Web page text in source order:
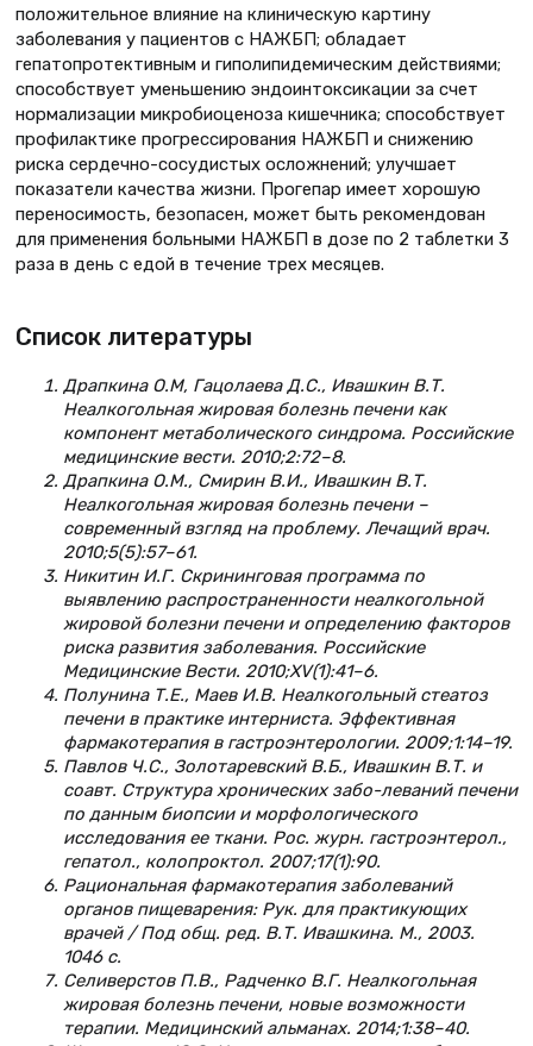
положительное влияние на клиническую картину
заболевания у пациентов с НАЖБП; обладает
гепатопротективным и гиполипидемическим действиями;
способствует уменьшению эндоинтоксикации за счет
нормализации микробиоценоза кишечника; способствует
профилактике прогрессирования НАЖБП и снижению
риска сердечно-сосудистых осложнений; улучшает
показатели качества жизни. Прогепар имеет хорошую
переносимость, безопасен, может быть рекомендован
для применения больными НАЖБП в дозе по 2 таблетки 3
раза в день с едой в течение трех месяцев.
Список литературы
Драпкина О.М, Гацолаева Д.С., Ивашкин В.Т.
Неалкогольная жировая болезнь печени как
компонент метаболического синдрома. Российские
медицинские вести. 2010;2:72–8.
Драпкина О.М., Смирин В.И., Ивашкин В.Т.
Неалкогольная жировая болезнь печени –
современный взгляд на проблему. Лечащий врач.
2010;5(5):57–61.
Никитин И.Г. Скрининговая программа по
выявлению распространенности неалкогольной
жировой болезни печени и определению факторов
риска развития заболевания. Российские
Медицинские Вести. 2010;XV(1):41–6.
Полунина Т.Е., Маев И.В. Неалкогольный стеатоз
печени в практике интерниста. Эффективная
фармакотерапия в гастроэнтерологии. 2009;1:14–19.
Павлов Ч.С., Золотаревский В.Б., Ивашкин В.Т. и
соавт. Структура хронических забо-леваний печени
по данным биопсии и морфологического
исследования ее ткани. Рос. журн. гастроэнтерол.,
гепатол., колопроктол. 2007;17(1):90.
Рациональная фармакотерапия заболеваний
органов пищеварения: Рук. для практикующих
врачей / Под общ. ред. В.Т. Ивашкина. М., 2003.
1046 с.
Селиверстов П.В., Радченко В.Г. Неалкогольная
жировая болезнь печени, новые возможности
терапии. Медицинский альманах. 2014;1:38–40.